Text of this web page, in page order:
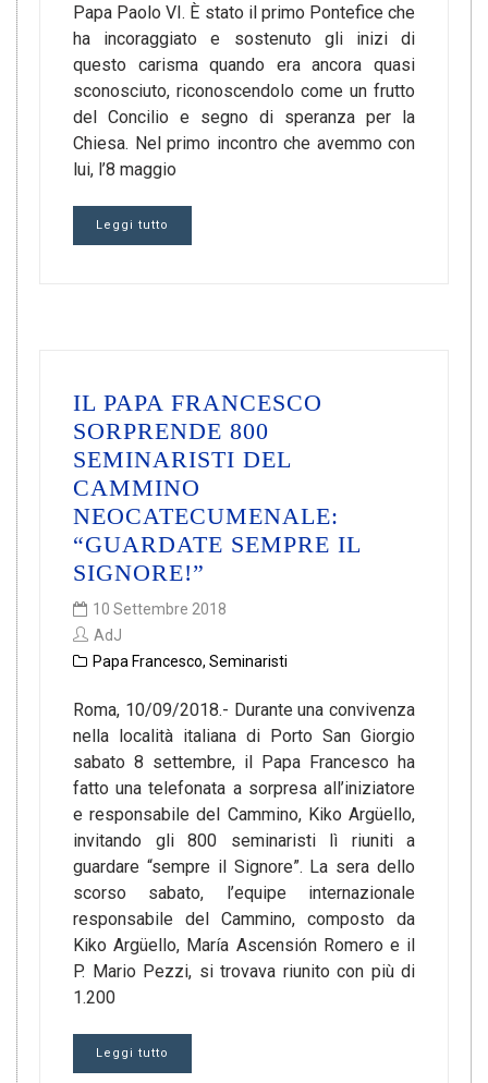
Papa Paolo VI. È stato il primo Pontefice che
ha incoraggiato e sostenuto gli inizi di
questo carisma quando era ancora quasi
sconosciuto, riconoscendolo come un frutto
del Concilio e segno di speranza per la
Chiesa. Nel primo incontro che avemmo con
lui, l’8 maggio
Leggi tutto
IL PAPA FRANCESCO
SORPRENDE 800
SEMINARISTI DEL
CAMMINO
NEOCATECUMENALE:
“GUARDATE SEMPRE IL
SIGNORE!”
10 Settembre 2018
AdJ
Papa Francesco, Seminaristi
Roma, 10/09/2018.- Durante una convivenza
nella località italiana di Porto San Giorgio
sabato 8 settembre, il Papa Francesco ha
fatto una telefonata a sorpresa all’iniziatore
e responsabile del Cammino, Kiko Argüello,
invitando gli 800 seminaristi lì riuniti a
guardare “sempre il Signore”. La sera dello
scorso sabato, l’equipe internazionale
responsabile del Cammino, composto da
Kiko Argüello, María Ascensión Romero e il
P. Mario Pezzi, si trovava riunito con più di
1.200
Leggi tutto